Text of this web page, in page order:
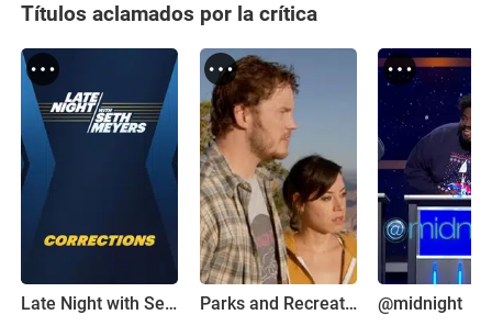
Títulos aclamados por la crítica
Late Night with Seth Meyers: Corrections Parks and Recreation: Road Trip @midnight